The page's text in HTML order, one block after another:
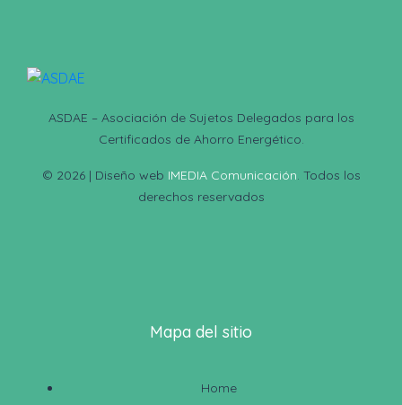
ASDAE – Asociación de Sujetos Delegados para los
Certificados de Ahorro Energético.
© 2026 | Diseño web IMEDIA Comunicación. Todos los
derechos reservados
Mapa del sitio
Home